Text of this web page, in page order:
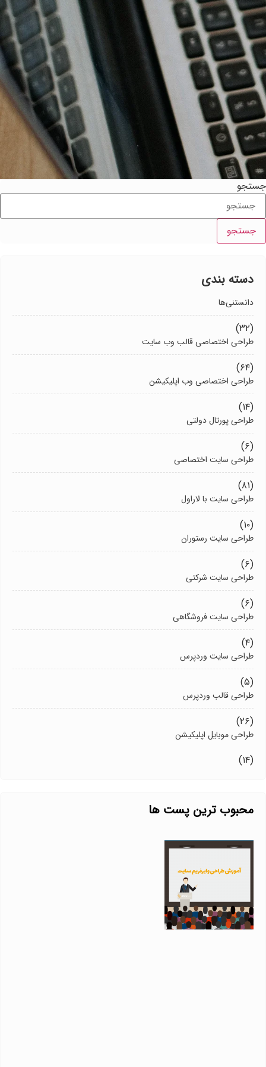
جستجو
جستجو
دسته بندی
دانستنی‌ها
(۳۲)
طراحی اختصاصی قالب وب سایت
(۶۴)
طراحی اختصاصی وب اپلیکیشن
(۱۴)
طراحی پورتال دولتی
(۶)
طراحی سایت اختصاصی
(۸۱)
طراحی سایت با لاراول
(۱۰)
طراحی سایت رستوران
(۶)
طراحی سایت شرکتی
(۶)
طراحی سایت فروشگاهی
(۴)
طراحی سایت وردپرس
(۵)
طراحی قالب وردپرس
(۲۶)
طراحی موبایل اپلیکیشن
(۱۴)
محبوب ترین پست ها